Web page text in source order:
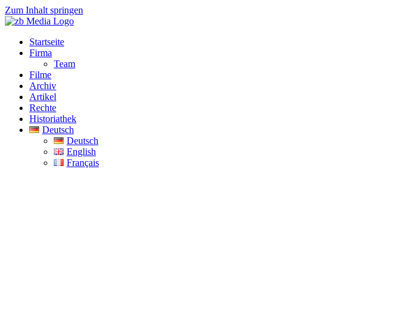
Zum Inhalt springen
Startseite
Firma
Team
Filme
Archiv
Artikel
Rechte
Historiathek
Deutsch
Deutsch
English
Français